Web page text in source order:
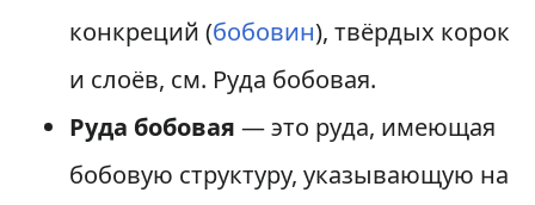
конкреций (бобовин), твёрдых корок
и слоёв, см. Руда бобовая.
Руда бобовая — это руда, имеющая
бобовую структуру, указывающую на